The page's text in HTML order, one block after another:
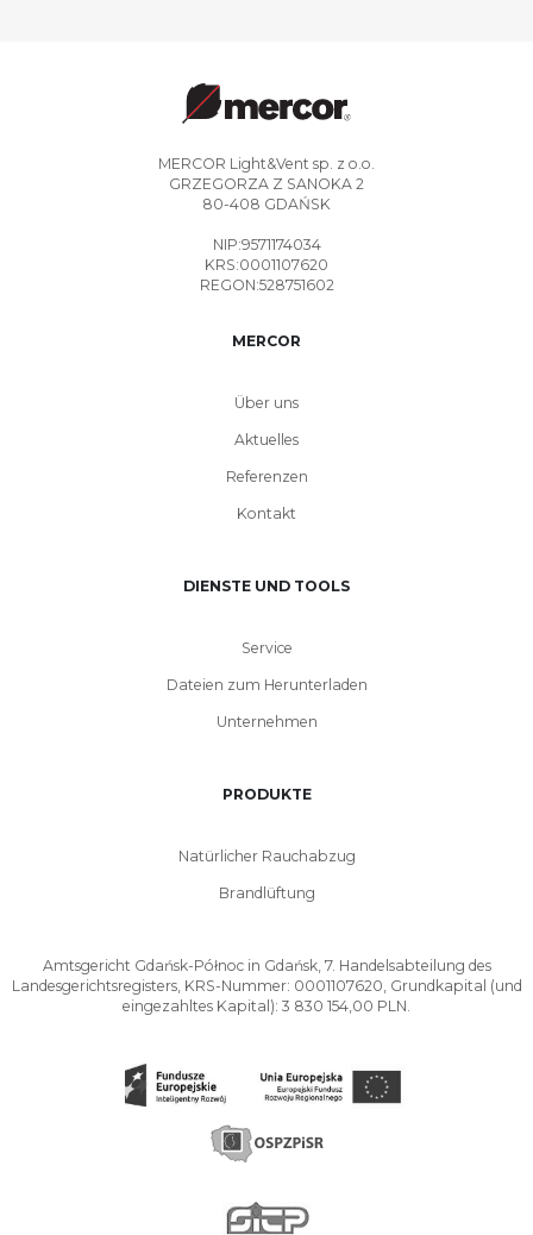
MERCOR Light&Vent sp. z o.o.
GRZEGORZA Z SANOKA 2
80-408 GDAŃSK
NIP:9571174034
KRS:0001107620
REGON:528751602
MERCOR
Über uns
Aktuelles
Referenzen
Kontakt
DIENSTE UND TOOLS
Service
Dateien zum Herunterladen
Unternehmen
PRODUKTE
Natürlicher Rauchabzug
Brandlüftung
Amtsgericht Gdańsk-Północ in Gdańsk, 7. Handelsabteilung des
Landesgerichtsregisters, KRS-Nummer: 0001107620, Grundkapital (und
eingezahltes Kapital): 3 830 154,00 PLN.